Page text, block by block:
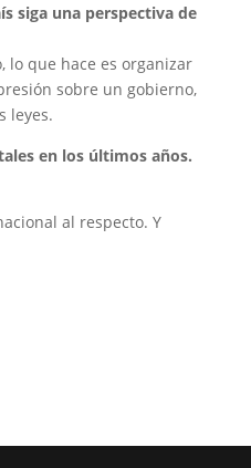
siga una perspectiva de
lo que hace es organizar
sobre un gobierno,
leyes.
en los últimos años.
al respecto. Y